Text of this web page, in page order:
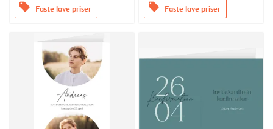
offers Faste lave priser offers Faste lave priser